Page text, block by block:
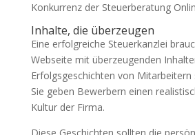
Konkurrenz der Steuerberatung
Inhalte, die überzeugen
Eine erfolgreiche Steuerkanzlei
Webseite mit überzeugenden
Erfolgsgeschichten von Mitarbeitern
Sie geben Bewerbern einen
Kultur der Firma.